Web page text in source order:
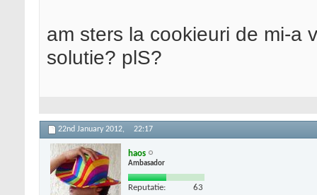
am sters la cookieuri de mi-a
solutie? plS?
22nd January 2012, 22:17
haos
Ambasador
Reputatie: 63